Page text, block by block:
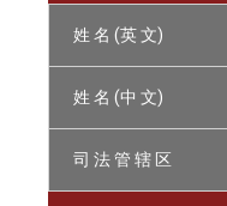
姓 名 (英 文)
姓 名 (中 文)
司 法 管 辖 区